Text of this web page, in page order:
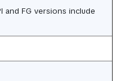
and FG versions include